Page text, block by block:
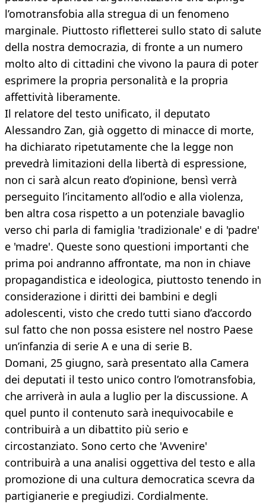
l’omotransfobia alla stregua di un fenomeno
marginale. Piuttosto rifletterei sullo stato di salute
della nostra democrazia, di fronte a un numero
molto alto di cittadini che vivono la paura di poter
esprimere la propria personalità e la propria
affettività liberamente.
Il relatore del testo unificato, il deputato
Alessandro Zan, già oggetto di minacce di morte,
ha dichiarato ripetutamente che la legge non
prevedrà limitazioni della libertà di espressione,
non ci sarà alcun reato d’opinione, bensì verrà
perseguito l’incitamento all’odio e alla violenza,
ben altra cosa rispetto a un potenziale bavaglio
verso chi parla di famiglia 'tradizionale' e di 'padre'
e 'madre'. Queste sono questioni importanti che
prima poi andranno affrontate, ma non in chiave
propagandistica e ideologica, piuttosto tenendo in
considerazione i diritti dei bambini e degli
adolescenti, visto che credo tutti siano d’accordo
sul fatto che non possa esistere nel nostro Paese
un’infanzia di serie A e una di serie B.
Domani, 25 giugno, sarà presentato alla Camera
dei deputati il testo unico contro l’omotransfobia,
che arriverà in aula a luglio per la discussione. A
quel punto il contenuto sarà inequivocabile e
contribuirà a un dibattito più serio e
circostanziato. Sono certo che 'Avvenire'
contribuirà a una analisi oggettiva del testo e alla
promozione di una cultura democratica scevra da
partigianerie e pregiudizi. Cordialmente.